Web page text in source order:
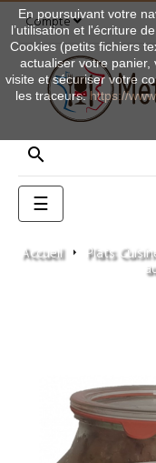
Compte

Basculer
la
navigation
☰
Accueil Plats
En poursuivant votre
l’utilisation et l'écriture
Cookies (petits fichiers
actualiser votre
visite et sécuriser votre
les traceurs: https://